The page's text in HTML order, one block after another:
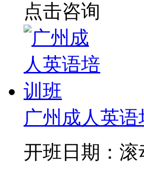
点击咨询
广州成人英
开班日期：滚